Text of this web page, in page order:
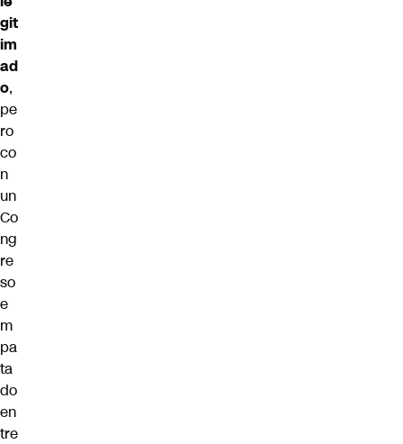
git
im
ad
o,
pe
ro
co
n
un
Co
ng
re
so
e
m
pa
ta
do
en
tre